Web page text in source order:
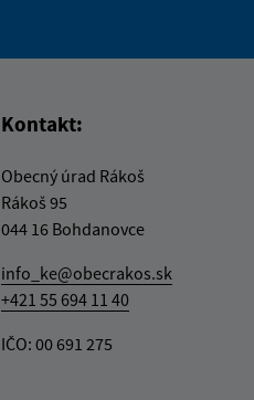
Kontakt:
Obecný úrad Rákoš
Rákoš 95
044 16 Bohdanovce
info_ke@obecrakos.sk
+421 55 694 11 40
IČO: 00 691 275